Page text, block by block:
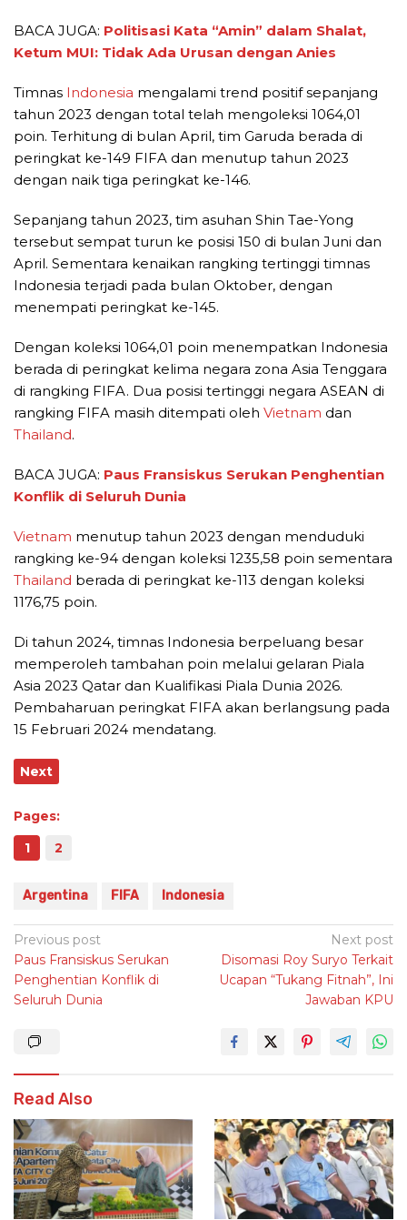
BACA JUGA: Politisasi Kata “Amin” dalam Shalat,
Ketum MUI: Tidak Ada Urusan dengan Anies
Timnas Indonesia mengalami trend positif sepanjang
tahun 2023 dengan total telah mengoleksi 1064,01
poin. Terhitung di bulan April, tim Garuda berada di
peringkat ke-149 FIFA dan menutup tahun 2023
dengan naik tiga peringkat ke-146.
Sepanjang tahun 2023, tim asuhan Shin Tae-Yong
tersebut sempat turun ke posisi 150 di bulan Juni dan
April. Sementara kenaikan rangking tertinggi timnas
Indonesia terjadi pada bulan Oktober, dengan
menempati peringkat ke-145.
Dengan koleksi 1064,01 poin menempatkan Indonesia
berada di peringkat kelima negara zona Asia Tenggara
di rangking FIFA. Dua posisi tertinggi negara ASEAN di
rangking FIFA masih ditempati oleh Vietnam dan
Thailand.
BACA JUGA: Paus Fransiskus Serukan Penghentian
Konflik di Seluruh Dunia
Vietnam menutup tahun 2023 dengan menduduki
rangking ke-94 dengan koleksi 1235,58 poin sementara
Thailand berada di peringkat ke-113 dengan koleksi
1176,75 poin.
Di tahun 2024, timnas Indonesia berpeluang besar
memperoleh tambahan poin melalui gelaran Piala
Asia 2023 Qatar dan Kualifikasi Piala Dunia 2026.
Pembaharuan peringkat FIFA akan berlangsung pada
15 Februari 2024 mendatang.
Next
Pages:
1
2
Argentina FIFA Indonesia
Post
navigation
Previous post
Paus Fransiskus Serukan
Penghentian Konflik di
Seluruh Dunia
Next post
Disomasi Roy Suryo Terkait
Ucapan “Tukang Fitnah”, Ini
Jawaban KPU
Read Also